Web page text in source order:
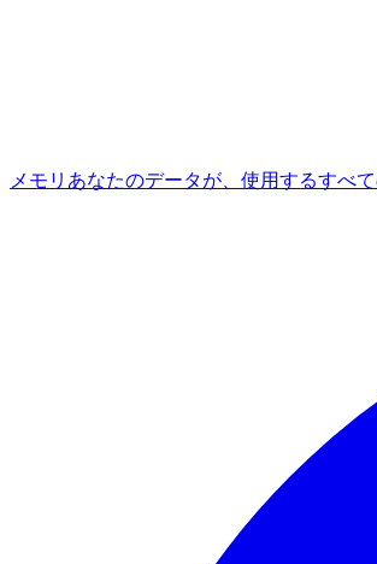
メモリ あなたのデータが、使用するすべ